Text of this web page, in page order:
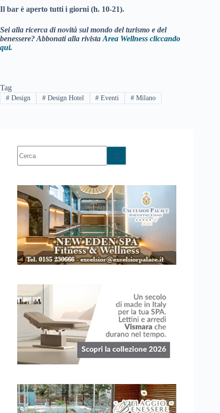
Il bar è aperto tutti i giorni (h. 10-21).
Sei alla ricerca di novità sul mondo del turismo e del
benessere? Abbonati alla rivista Area Wellness cliccando
qui.
Tag
#Design #Design Hotel # Eventi # Milano
risultato